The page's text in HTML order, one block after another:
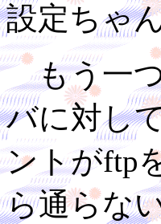
設定ちゃ
もう一つ
バに対し
ントがftp
ら通らな